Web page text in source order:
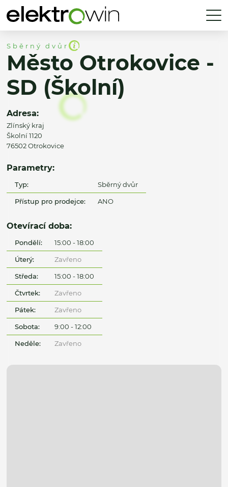
Sběrný dvůr
Město Otrokovice -
SD (Školní)
Adresa:
Zlínský kraj
Školní 1120
76502 Otrokovice
Parametry:
Typ: Sběrný dvůr
Přístup pro prodejce: ANO
Otevírací doba:
Pondělí: 15:00 - 18:00
Úterý: Zavřeno
Středa: 15:00 - 18:00
Čtvrtek: Zavřeno
Pátek: Zavřeno
Sobota: 9:00 - 12:00
Neděle: Zavřeno